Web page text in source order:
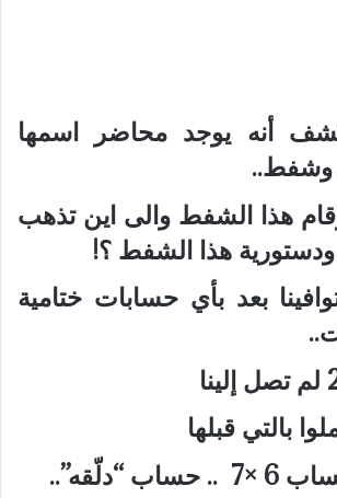
أنه يوجد محاضر اسمها
هذا الشفط والى اين تذهب
ودستورية هذا الشفط ؟!
بعد بأي حسابات ختامية
بالتي قبلها
“دلّقه”..